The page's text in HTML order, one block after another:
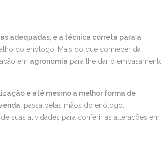
adequadas, e a técnica correta para a
do enólogo. Mais do que conhecer da
em agronomia para lhe dar o
e até mesmo a melhor forma de
, passa pelas mãos do enólogo.
suas atividades para conferir as alterações em